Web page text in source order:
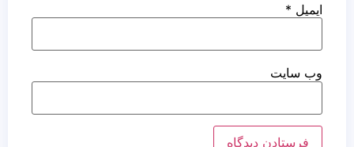
ایمیل *
وب‌ سایت